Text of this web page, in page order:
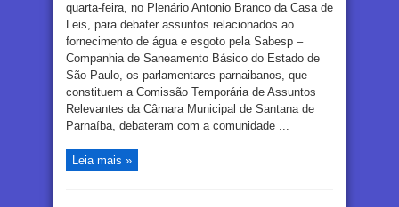
quarta-feira, no Plenário Antonio Branco da Casa de
Leis, para debater assuntos relacionados ao
fornecimento de água e esgoto pela Sabesp –
Companhia de Saneamento Básico do Estado de
São Paulo, os parlamentares parnaibanos, que
constituem a Comissão Temporária de Assuntos
Relevantes da Câmara Municipal de Santana de
Parnaíba, debateram com a comunidade ...
Leia mais »